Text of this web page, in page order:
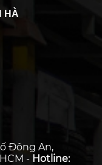
HÀ
Đông An,
- Hotline: